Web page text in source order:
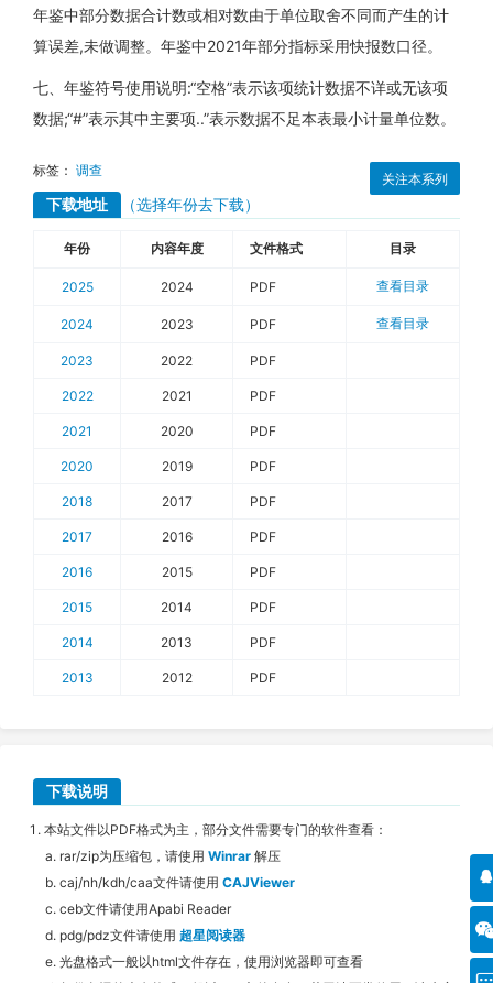
年鉴中部分数据合计数或相对数由于单位取舍不同而产生的计
算误差,未做调整。年鉴中2021年部分指标采用快报数口径。
七、年鉴符号使用说明:“空格”表示该项统计数据不详或无该项
数据;“#”表示其中主要项..”表示数据不足本表最小计量单位数。
关注本系列
标签： 调查
下载地址 （选择年份去下载）
年份 内容年度 文件格式 目录
2025 2024 PDF 查看目录
2024 2023 PDF 查看目录
2023 2022 PDF
2022 2021 PDF
2021 2020 PDF
2020 2019 PDF
2018 2017 PDF
2017 2016 PDF
2016 2015 PDF
2015 2014 PDF
2014 2013 PDF
2013 2012 PDF
下载说明
本站文件以PDF格式为主，部分文件需要专门的软件查看：
rar/zip为压缩包，请使用 Winrar 解压
caj/nh/kdh/caa文件请使用 CAJViewer
ceb文件请使用Apabi Reader
pdg/pdz文件请使用 超星阅读器
光盘格式一般以html文件存在，使用浏览器即可查看